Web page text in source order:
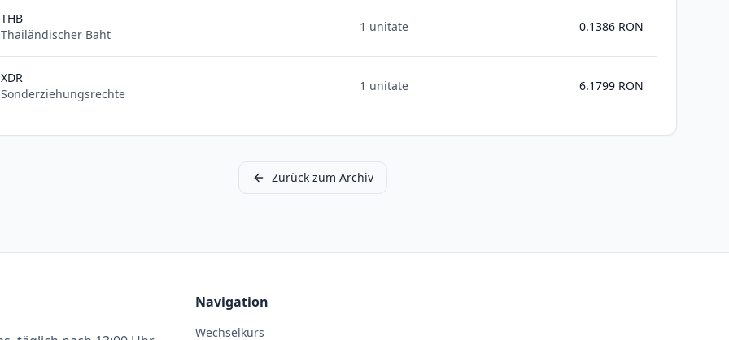
THB
Thailändischer Baht
1 unitate 0.1386 RON
XDR
Sonderziehungsrechte
1 unitate 6.1799 RON
Zurück zum Archiv
Navigation
Wechselkurs